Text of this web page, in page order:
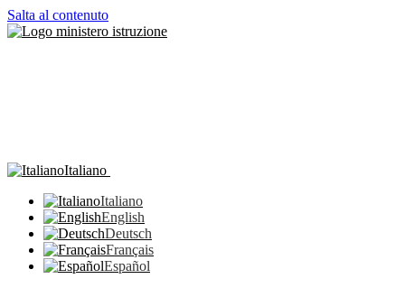
Salta al contenuto
Italiano
Italiano
English
Deutsch
Français
Español